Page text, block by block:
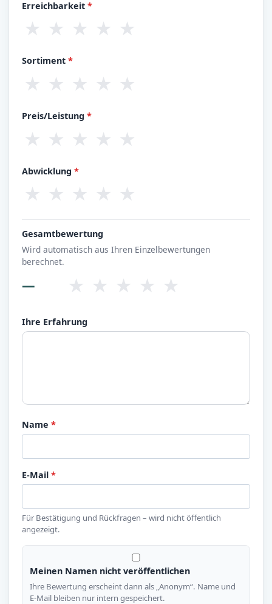
Erreichbarkeit*
★ ★ ★ ★ ★
Sortiment*
★ ★ ★ ★ ★
Preis/Leistung*
★ ★ ★ ★ ★
Abwicklung*
★ ★ ★ ★ ★
Gesamtbewertung
Wird automatisch aus Ihren Einzelbewertungen
berechnet.
— ★ ★ ★ ★ ★
Ihre Erfahrung
Name*
E-Mail*
Für Bestätigung und Rückfragen – wird nicht öffentlich
angezeigt.
Meinen Namen nicht veröffentlichen
Ihre Bewertung erscheint dann als „Anonym“. Name und
E-Mail bleiben nur intern gespeichert.